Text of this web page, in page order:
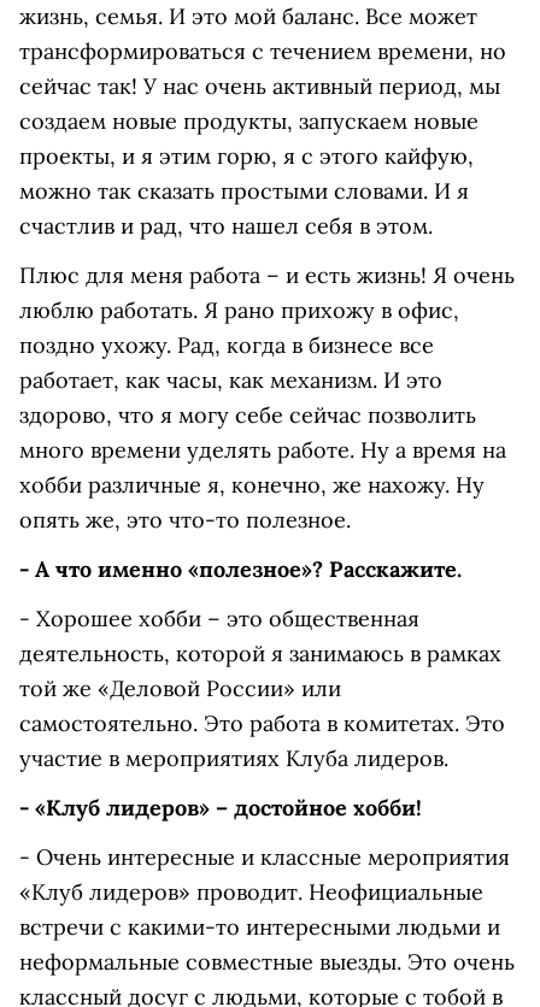
жизнь, семья. И это мой баланс. Все может
трансформироваться с течением времени, но
сейчас так! У нас очень активный период, мы
создаем новые продукты, запускаем новые
проекты, и я этим горю, я с этого кайфую,
можно так сказать простыми словами. И я
счастлив и рад, что нашел себя в этом.
Плюс для меня работа – и есть жизнь! Я очень
люблю работать. Я рано прихожу в офис,
поздно ухожу. Рад, когда в бизнесе все
работает, как часы, как механизм. И это
здорово, что я могу себе сейчас позволить
много времени уделять работе. Ну а время на
хобби различные я, конечно, же нахожу. Ну
опять же, это что-то полезное.
- А что именно «полезное»? Расскажите.
- Хорошее хобби – это общественная
деятельность, которой я занимаюсь в рамках
той же «Деловой России» или
самостоятельно. Это работа в комитетах. Это
участие в мероприятиях Клуба лидеров.
- «Клуб лидеров» – достойное хобби!
- Очень интересные и классные мероприятия
«Клуб лидеров» проводит. Неофициальные
встречи с какими-то интересными людьми и
неформальные совместные выезды. Это очень
классный досуг с людьми, которые с тобой в